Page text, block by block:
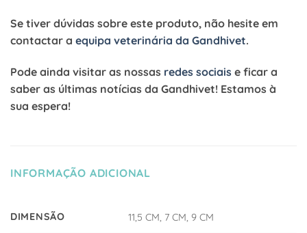
Se tiver dúvidas sobre este produto, não hesite em
contactar a equipa veterinária da Gandhivet.
Pode ainda visitar as nossas redes sociais e ficar a
saber as últimas notícias da Gandhivet! Estamos à
sua espera!
INFORMAÇÃO ADICIONAL
DIMENSÃO 11,5 CM, 7 CM, 9 CM